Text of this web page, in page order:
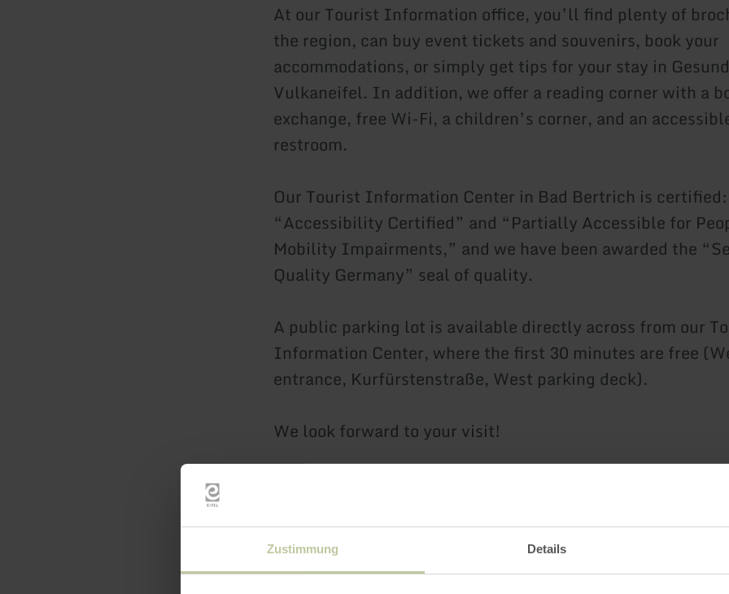
Zustimmung Details
At our Tourist Information office, you’ll find plenty of
the region, can buy event tickets and souvenirs, book your
accommodations, or simply get tips for your stay in
Vulkaneifel. In addition, we offer a reading corner with a
exchange, free Wi-Fi, a children’s corner, and an
restroom.
Our Tourist Information Center in Bad Bertrich is
“Accessibility Certified” and “Partially Accessible for
Mobility Impairments,” and we have been awarded the
Quality Germany” seal of quality.
A public parking lot is available directly across from our
Information Center, where the first 30 minutes are free
entrance, Kurfürstenstraße, West parking deck).
We look forward to your visit!